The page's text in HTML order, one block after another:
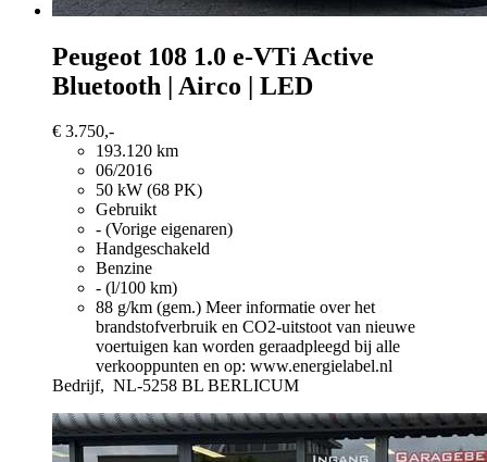
Peugeot 108 1.0 e-VTi Active
Bluetooth | Airco | LED
€ 3.750,-
193.120 km
06/2016
50 kW (68 PK)
Gebruikt
- (Vorige eigenaren)
Handgeschakeld
Benzine
- (l/100 km)
88 g/km (gem.) Meer informatie over het
brandstofverbruik en CO2-uitstoot van nieuwe
voertuigen kan worden geraadpleegd bij alle
verkooppunten en op: www.energielabel.nl
Bedrijf, NL-5258 BL BERLICUM